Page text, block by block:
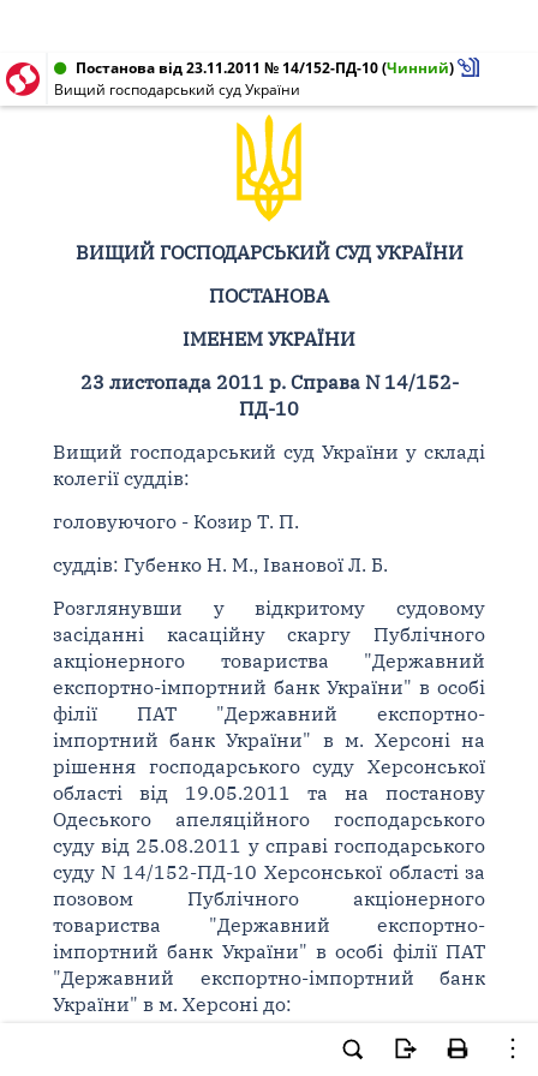
Постанова від 23.11.2011 № 14/152-ПД-10(Чинний)
Вищий господарський суд України
ВИЩИЙ ГОСПОДАРСЬКИЙ СУД УКРАЇНИ
ПОСТАНОВА
ІМЕНЕМ УКРАЇНИ
23 листопада 2011 р. Справа N 14/152-
ПД-10
Вищий господарський суд України у складі
колегії суддів:
головуючого - Козир Т. П.
суддів: Губенко Н. М., Іванової Л. Б.
Розглянувши у відкритому судовому
засіданні касаційну скаргу Публічного
акціонерного товариства "Державний
експортно-імпортний банк України" в особі
філії ПАТ "Державний експортно-
імпортний банк України" в м. Херсоні на
рішення господарського суду Херсонської
області від 19.05.2011 та на постанову
Одеського апеляційного господарського
суду від 25.08.2011 у справі господарського
суду N 14/152-ПД-10 Херсонської області за
позовом Публічного акціонерного
товариства "Державний експортно-
імпортний банк України" в особі філії ПАТ
"Державний експортно-імпортний банк
України" в м. Херсоні до:
1. Товариства з обмеженою